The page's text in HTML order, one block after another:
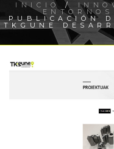
INICIO /
PUBLICACIÓN
TKGUNE